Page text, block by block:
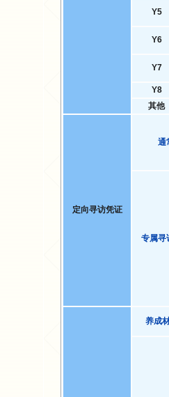
Y5
Y6
Y7
Y8
其他
定向寻访凭证
通
专属寻
养成